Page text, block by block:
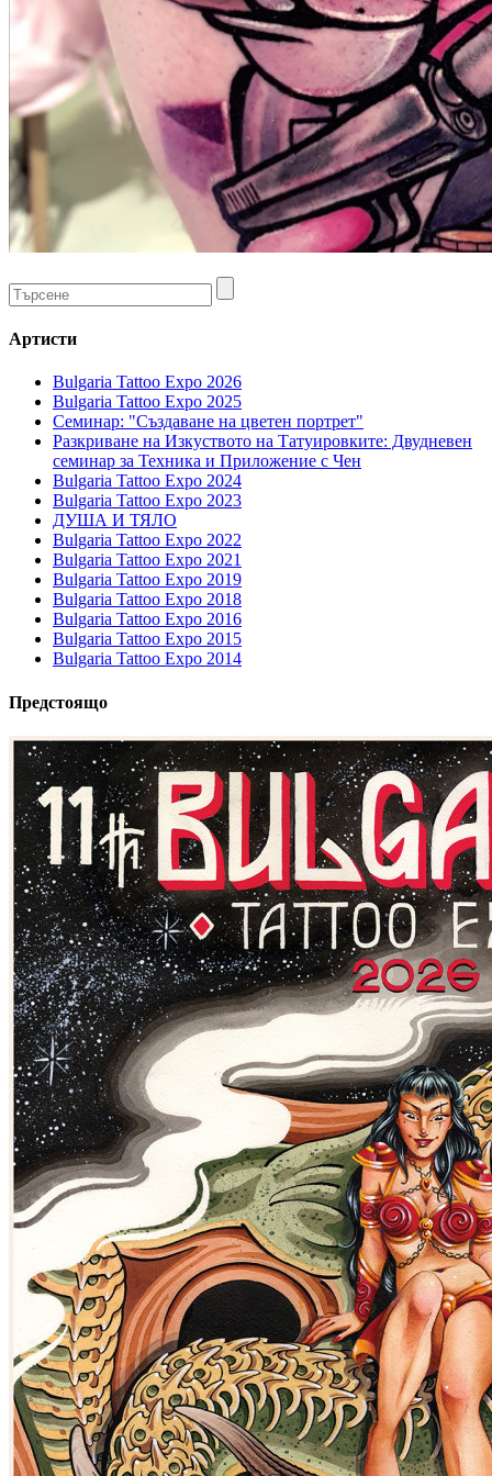
Артисти
Bulgaria Tattoo Expo 2026
Bulgaria Tattoo Expo 2025
Семинар: "Създаване на цветен портрет"
Разкриване на Изкуството на Татуировките: Двудневен
семинар за Техника и Приложение с Чен
Bulgaria Tattoo Expo 2024
Bulgaria Tattoo Expo 2023
ДУША И ТЯЛО
Bulgaria Tattoo Expo 2022
Bulgaria Tattoo Expo 2021
Bulgaria Tattoo Expo 2019
Bulgaria Tattoo Expo 2018
Bulgaria Tattoo Expo 2016
Bulgaria Tattoo Expo 2015
Bulgaria Tattoo Expo 2014
Предстоящо